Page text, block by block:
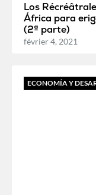
Los
África para
(2ª parte)
février 4, 2021
ECONOMÍA Y